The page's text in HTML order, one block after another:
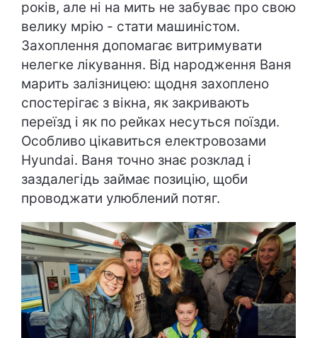
років, але ні на мить не забуває про свою
велику мрію - стати машиністом.
Захоплення допомагає витримувати
нелегке лікування. Від народження Ваня
марить залізницею: щодня захоплено
спостерігає з вікна, як закривають
переїзд і як по рейках несуться поїзди.
Особливо цікавиться електровозами
Hyundai. Ваня точно знає розклад і
заздалегідь займає позицію, щоби
проводжати улюблений потяг.